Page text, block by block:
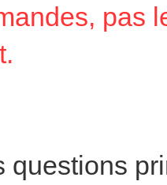
pas
questions